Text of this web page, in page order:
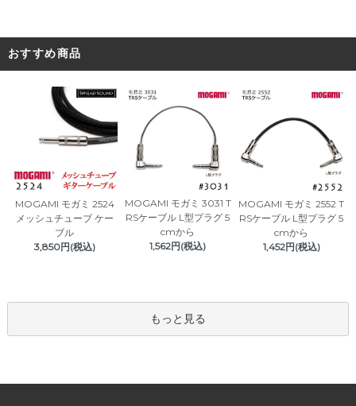
おすすめ商品
MOGAMI モガミ 2524
メッシュチューブ ケー
ブル
3,850円(税込)
MOGAMI モガミ 3031 T
RSケーブル L型プラグ 5
cmから
1,562円(税込)
MOGAMI モガミ 2552 T
RSケーブル L型プラグ 5
cmから
1,452円(税込)
もっと見る